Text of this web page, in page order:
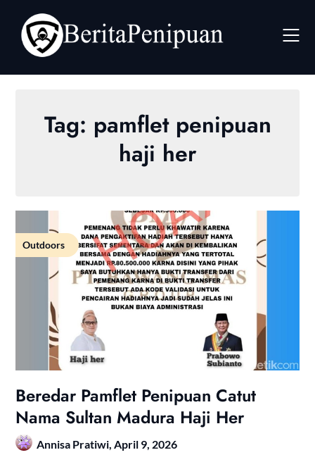
content
Tag: pamflet penipuan
haji her
Outdoors
Beredar Pamflet Penipuan Catut
Nama Sultan Madura Haji Her
Annisa Pratiwi,April 9, 2026